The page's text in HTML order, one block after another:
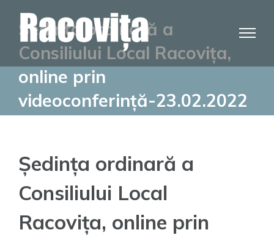
content
Ședința ordinară a
Consiliului Local Racovița,
online prin
videoconferință-23.02.2022
Ședința ordinară a
Consiliului Local
Racovița, online prin